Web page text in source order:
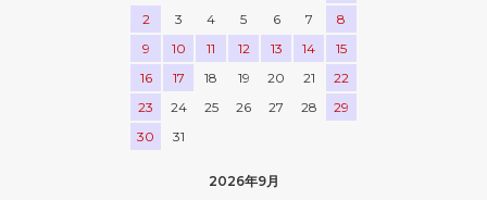
2
3 4 5 6 7
8
9
10 11 12 13 14
15
16
17 18 19 20 21
22
23
24 25 26 27 28
29
30
31
2026年9月